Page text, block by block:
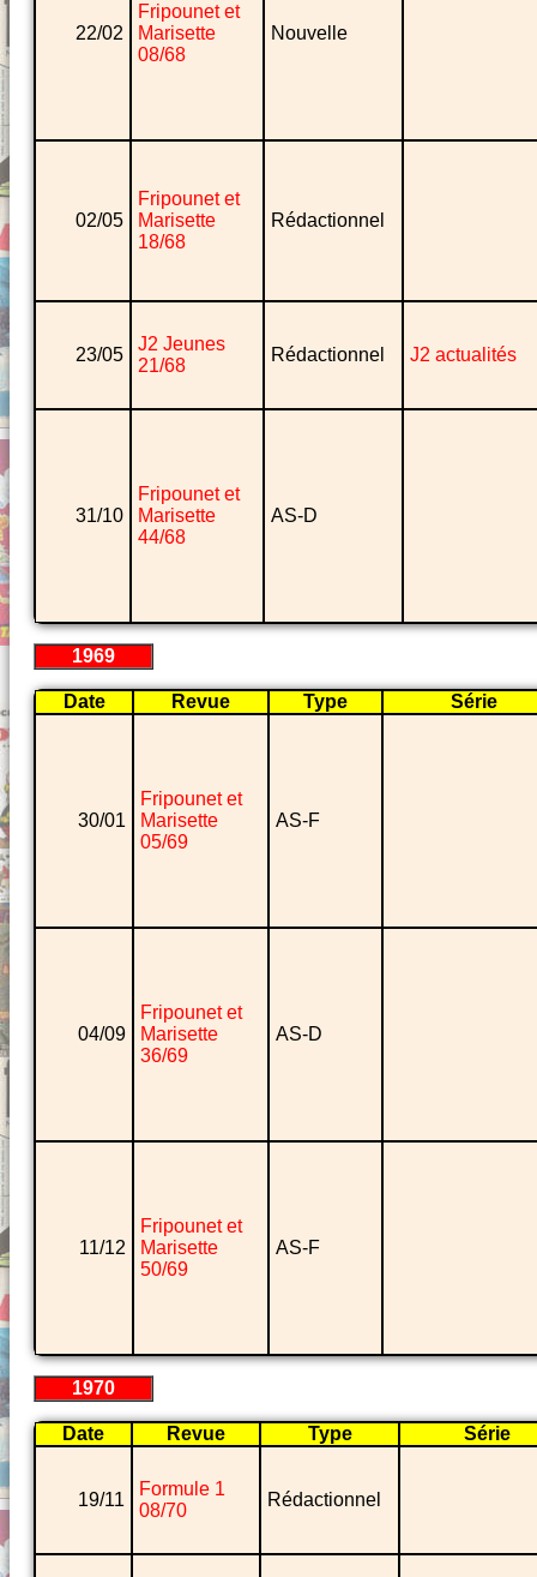
22/02
Fripounet et
Marisette
08/68
Nouvelle
02/05
Fripounet et
Marisette
18/68
Rédactionnel
23/05
J2 Jeunes
21/68
Rédactionnel J2 actualités
31/10
Fripounet et
Marisette
44/68
AS-D
1969
Date Revue Type Série
30/01
Fripounet et
Marisette
05/69
AS-F
04/09
Fripounet et
Marisette
36/69
AS-D
11/12
Fripounet et
Marisette
50/69
AS-F
1970
Date Revue Type Série
19/11
Formule 1
08/70
Rédactionnel